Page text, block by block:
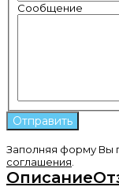
Сообщение
Заполняя форму Вы
соглашения
Описание